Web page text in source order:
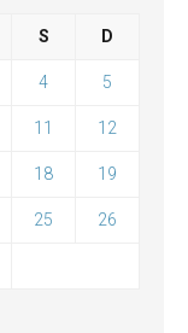
S D
4 5
11 12
18 19
25 26